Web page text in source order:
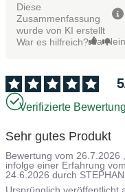
Diese
Zusammenfassung
wurde von KI erstellt
War es hilfreich? Ja
5
Verifizierte
Sehr gutes Produkt
Bewertung vom 26.7.2026
infolge einer Erfahrung
24.6.2026 durch